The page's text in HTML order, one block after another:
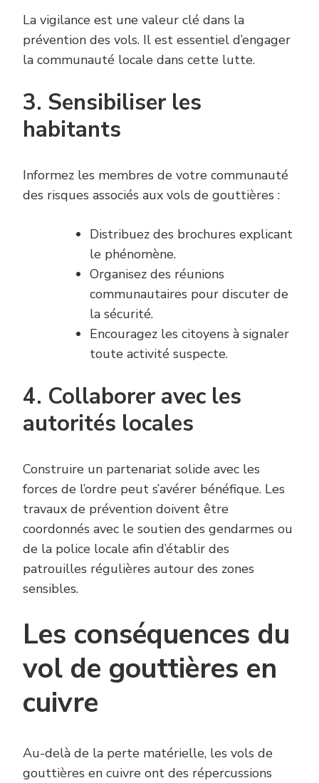
La vigilance est une valeur clé dans la
prévention des vols. Il est essentiel d’engager
la communauté locale dans cette lutte.
3. Sensibiliser les
habitants
Informez les membres de votre communauté
des risques associés aux vols de gouttières :
Distribuez des brochures explicant
le phénomène.
Organisez des réunions
communautaires pour discuter de
la sécurité.
Encouragez les citoyens à signaler
toute activité suspecte.
4. Collaborer avec les
autorités locales
Construire un partenariat solide avec les
forces de l’ordre peut s’avérer bénéfique. Les
travaux de prévention doivent être
coordonnés avec le soutien des gendarmes ou
de la police locale afin d’établir des
patrouilles régulières autour des zones
sensibles.
Les conséquences du
vol de gouttières en
cuivre
Au-delà de la perte matérielle, les vols de
gouttières en cuivre ont des répercussions